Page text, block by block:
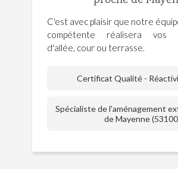
C'est avec plaisir que notre
compétente réalisera vos
d'allée, cour ou terrasse.
Certificat Qualité -
Spécialiste de l'aménagement
de Mayenne